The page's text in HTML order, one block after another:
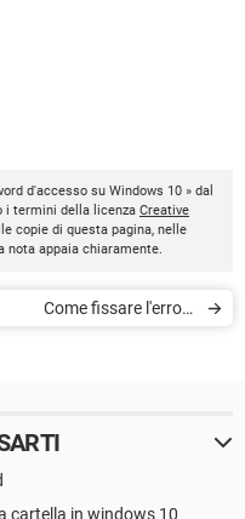
d'accesso su Windows 10 » dal
i termini della licenza Creative
copie di questa pagina, nelle
nota appaia chiaramente.
Come fissare l'errore
cartella in windows 10